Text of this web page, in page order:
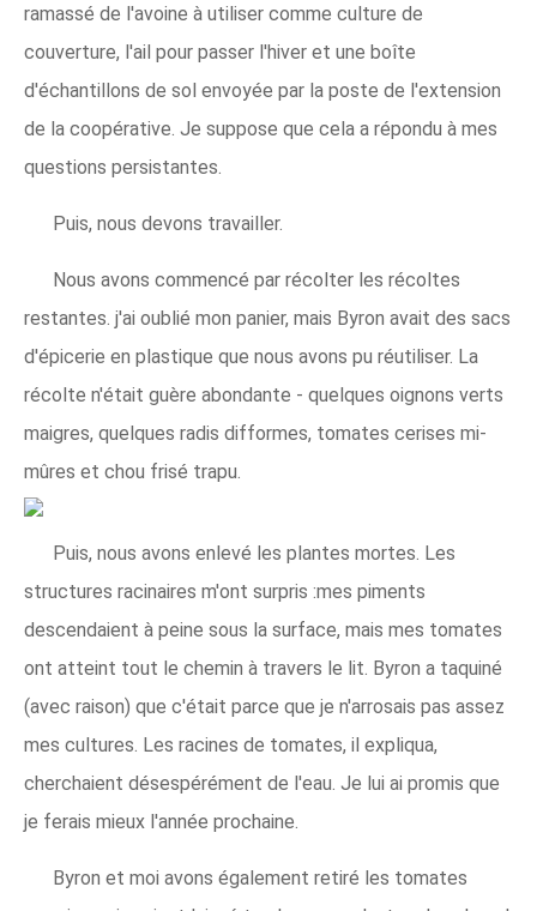
ramassé de l'avoine à utiliser comme culture de
couverture, l'ail pour passer l'hiver et une boîte
d'échantillons de sol envoyée par la poste de l'extension
de la coopérative. Je suppose que cela a répondu à mes
questions persistantes.
Puis, nous devons travailler.
Nous avons commencé par récolter les récoltes
restantes. j'ai oublié mon panier, mais Byron avait des sacs
d'épicerie en plastique que nous avons pu réutiliser. La
récolte n'était guère abondante - quelques oignons verts
maigres, quelques radis difformes, tomates cerises mi-
mûres et chou frisé trapu.
Puis, nous avons enlevé les plantes mortes. Les
structures racinaires m'ont surpris :mes piments
descendaient à peine sous la surface, mais mes tomates
ont atteint tout le chemin à travers le lit. Byron a taquiné
(avec raison) que c'était parce que je n'arrosais pas assez
mes cultures. Les racines de tomates, il expliqua,
cherchaient désespérément de l'eau. Je lui ai promis que
je ferais mieux l'année prochaine.
Byron et moi avons également retiré les tomates